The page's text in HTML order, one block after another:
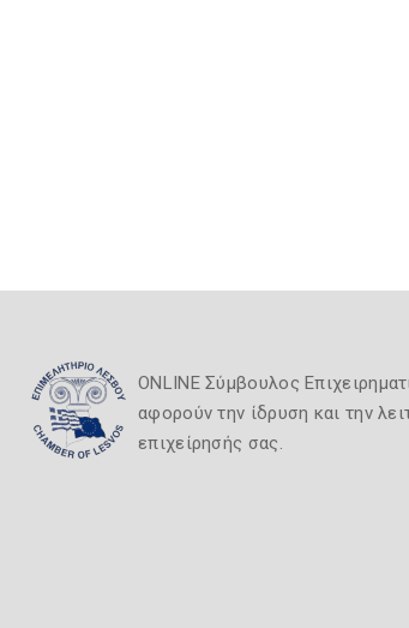
ONLINE Σύμβουλος
αφορούν την ίδρυση και την
επιχείρησής σας.